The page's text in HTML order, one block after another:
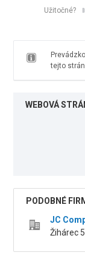
Užitočné?
tejto
WEBOVÁ
PODOBNÉ
JC
Žihárec